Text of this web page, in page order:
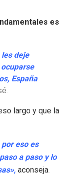
es
deje
España
largo y que la
eso es
a paso y lo
aconseja.